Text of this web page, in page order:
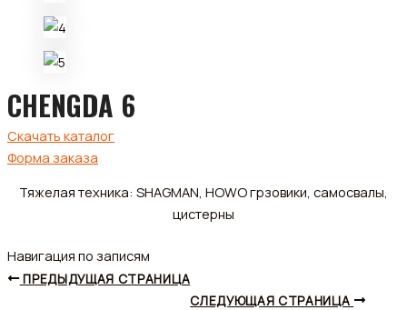
CHENGDA 6
Скачать каталог
Форма заказа
Тяжелая техника: SHAGMAN, HOWO грзовики, самосвалы,
цистерны
Навигация по записям
ПРЕДЫДУЩАЯ СТРАНИЦА
СЛЕДУЮЩАЯ СТРАНИЦА